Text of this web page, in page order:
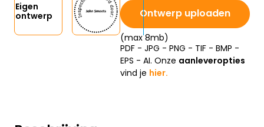
Eigen
ontwerp
Ontwerp uploaden
(max 8mb)
PDF - JPG - PNG - TIF - BMP -
EPS - AI. Onze aanleveropties
vind je hier.